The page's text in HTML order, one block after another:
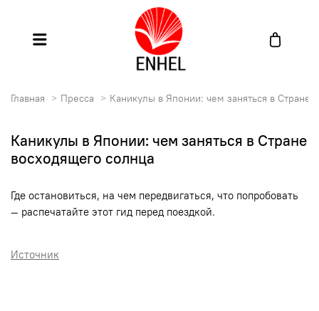
Главная Пресса Каникулы в Японии: чем заняться в Стране
Каникулы в Японии: чем заняться в Стране
восходящего солнца
Где остановиться, на чем передвигаться, что попробовать
— распечатайте этот гид перед поездкой.
Источник